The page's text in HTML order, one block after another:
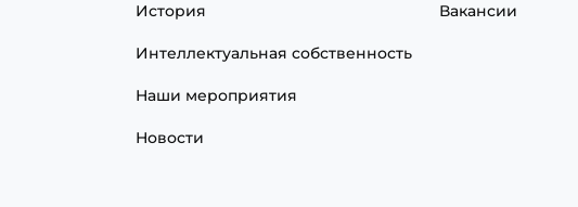
История
Интеллектуальная собственность
Наши мероприятия
Новости
Вакансии